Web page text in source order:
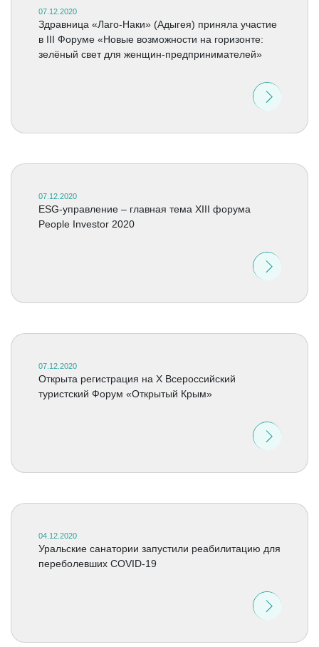
07.12.2020
Здравница «Лаго-Наки» (Адыгея) приняла участие
в III Форуме «Новые возможности на горизонте:
зелёный свет для женщин-предпринимателей»
07.12.2020
ESG-управление – главная тема XIII форума
People Investor 2020
07.12.2020
Открыта регистрация на X Всероссийский
туристский Форум «Открытый Крым»
04.12.2020
Уральские санатории запустили реабилитацию для
переболевших COVID-19